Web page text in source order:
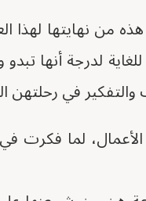
من نهايتها لهذا
لدرجة أنها
في رحلتهن التي
لما فكرت